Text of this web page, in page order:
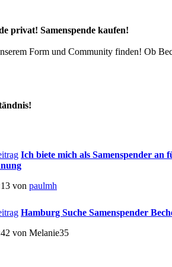
privat! Samenspende kaufen!
Form und Community finden! Ob
Ich biete mich als Samenspender an
von paulmh
Hamburg Suche Samenspender
von Melanie35